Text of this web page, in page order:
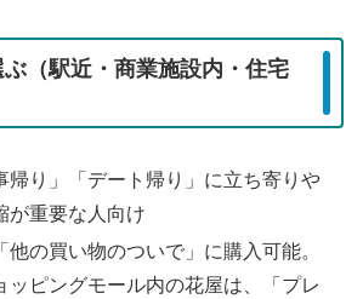
（駅近・商業施設内・住宅
帰り」「デート帰り」に立ち寄りや
が重要な人向け
「他の買い物のついで」に購入可能。
ッピングモール内の花屋は、「プレ